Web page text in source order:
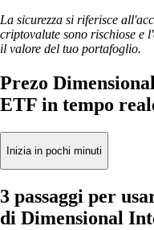
La sicurezza si riferisce
criptovalute sono rischiose e
il valore del tuo portafoglio.
Prezo
ETF in tempo
Inizia in pochi minuti
3 passaggi per
di Dimensional